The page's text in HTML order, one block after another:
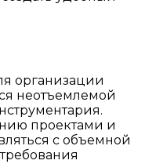
организации
неотъемлемой
проектами и
с объемной